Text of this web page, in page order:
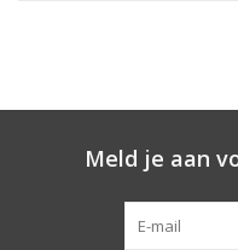
Meld je aan